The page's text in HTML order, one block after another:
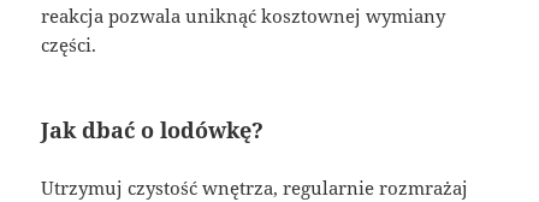
reakcja pozwala uniknąć kosztownej wymiany
części.
Jak dbać o lodówkę?
Utrzymuj czystość wnętrza, regularnie rozmrażaj